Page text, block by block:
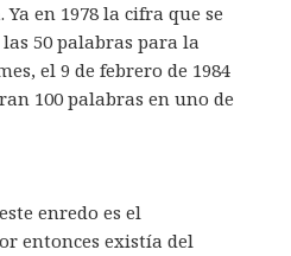
en 1978 la cifra que se
50 palabras para la
el 9 de febrero de 1984
100 palabras en uno de
enredo es el
entonces existía del